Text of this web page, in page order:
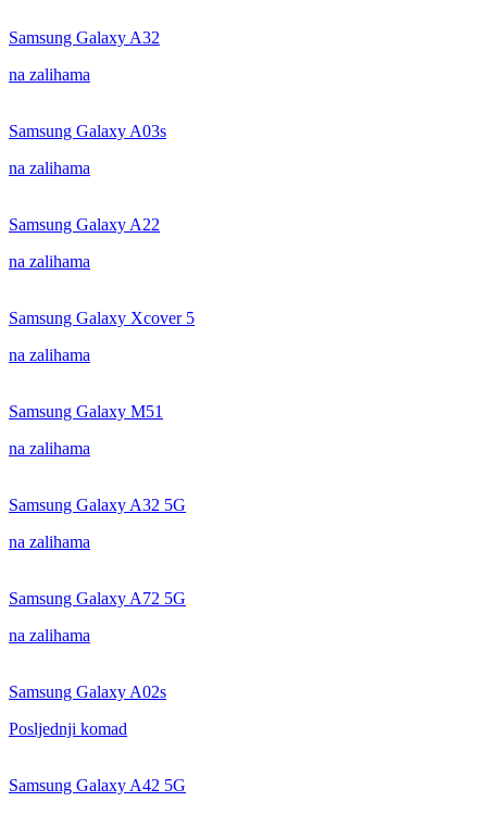
Samsung Galaxy A32
na zalihama
Samsung Galaxy A03s
na zalihama
Samsung Galaxy A22
na zalihama
Samsung Galaxy Xcover 5
na zalihama
Samsung Galaxy M51
na zalihama
Samsung Galaxy A32 5G
na zalihama
Samsung Galaxy A72 5G
na zalihama
Samsung Galaxy A02s
Posljednji komad
Samsung Galaxy A42 5G